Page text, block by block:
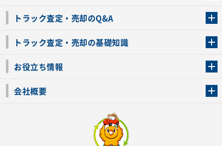
トラック査定・売却のQ&A
トラック査定・売却の基礎知識
お役立ち情報
会社概要